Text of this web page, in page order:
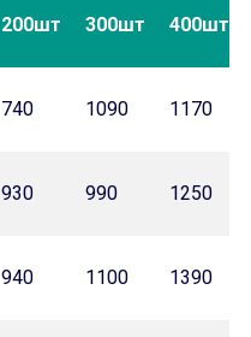
200шт 300шт 400шт
740 1090 1170
930 990 1250
940 1100 1390